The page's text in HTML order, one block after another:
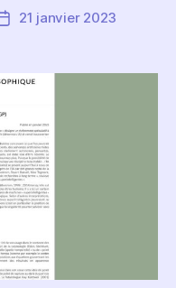
Date21 janvier 2023